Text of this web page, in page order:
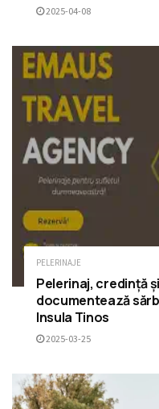
2025-04-08
PELERINAJE
Pelerinaj, credință
documentează
Insula Tinos
2025-03-25